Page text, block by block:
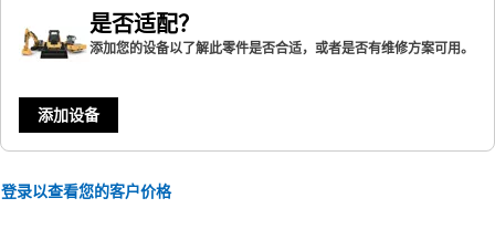
是否适配？
添加您的设备以了解此零件是否合适，或者是否有维修方案可用。
添加设备
登录以查看您的客户价格